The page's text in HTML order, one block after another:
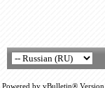
Powered by vBulletin®